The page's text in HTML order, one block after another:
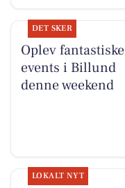
DET SKER
Oplev fantastiske
events i Billund
denne weekend
LOKALT NYT